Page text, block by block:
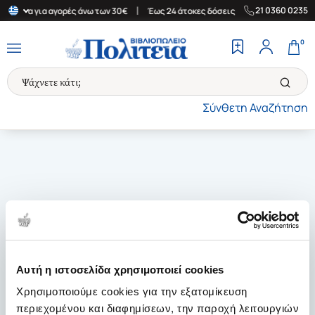
Αυτή η ιστοσελίδα χρησιμοποιεί cookies
Χρησιμοποιούμε cookies για την εξατομίκευση
περιεχομένου και διαφημίσεων, την παροχή λειτουργιών
για αγορές άνω των 30€ | Έως 24 άτοκες δόσεις | Δωρεάν
21 0360 0235
Σύνθετη Αναζήτηση
0